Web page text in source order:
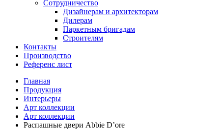
Сотрудничество
Дизайнерам и архитекторам
Дилерам
Паркетным бригадам
Строителям
Контакты
Производство
Референс лист
Главная
Продукция
Интерьеры
Арт коллекции
Арт коллекции
Распашные двери Abbie D’ore